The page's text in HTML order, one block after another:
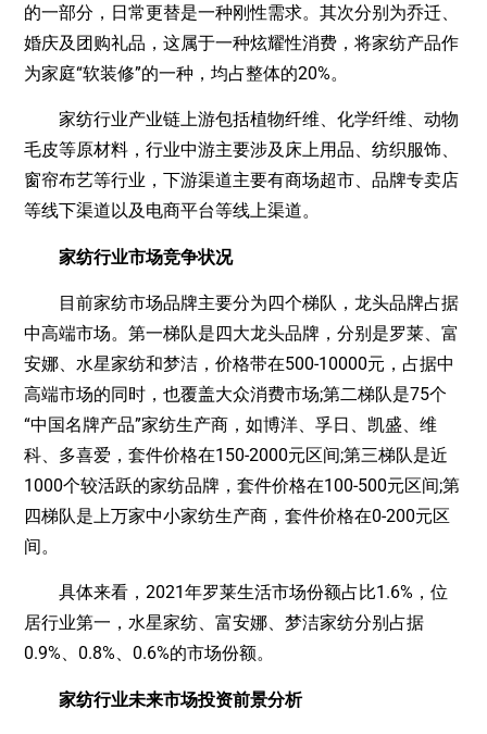
的一部分，日常更替是一种刚性需求。其次分别为乔迁、
婚庆及团购礼品，这属于一种炫耀性消费，将家纺产品作
为家庭“软装修”的一种，均占整体的20%。
家纺行业产业链上游包括植物纤维、化学纤维、动物
毛皮等原材料，行业中游主要涉及床上用品、纺织服饰、
窗帘布艺等行业，下游渠道主要有商场超市、品牌专卖店
等线下渠道以及电商平台等线上渠道。
家纺行业市场竞争状况
目前家纺市场品牌主要分为四个梯队，龙头品牌占据
中高端市场。第一梯队是四大龙头品牌，分别是罗莱、富
安娜、水星家纺和梦洁，价格带在500-10000元，占据中
高端市场的同时，也覆盖大众消费市场;第二梯队是75个
“中国名牌产品”家纺生产商，如博洋、孚日、凯盛、维
科、多喜爱，套件价格在150-2000元区间;第三梯队是近
1000个较活跃的家纺品牌，套件价格在100-500元区间;第
四梯队是上万家中小家纺生产商，套件价格在0-200元区
间。
具体来看，2021年罗莱生活市场份额占比1.6%，位
居行业第一，水星家纺、富安娜、梦洁家纺分别占据
0.9%、0.8%、0.6%的市场份额。
家纺行业未来市场投资前景分析